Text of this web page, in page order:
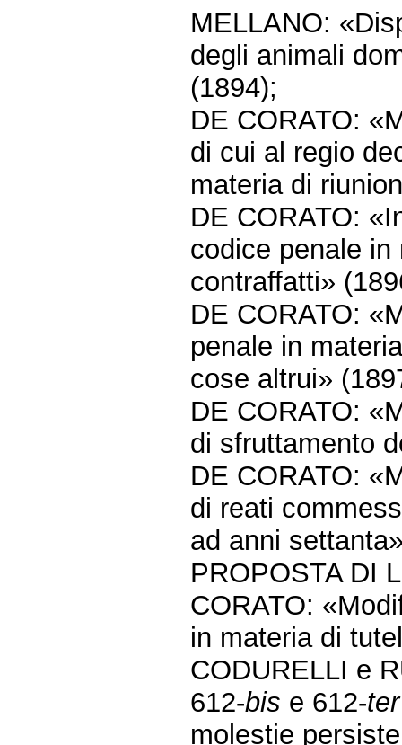
MELLANO:
degli animali
(1894);
DE CORATO:
di cui al regio
materia di
DE CORATO:
codice penale
contraffatti»
DE CORATO:
penale in
cose altrui»
DE CORATO:
di sfruttamento
DE CORATO:
di reati
ad anni
PROPOSTA DI
CORATO:
in materia di
CODURELLI e
612-bis e 612-ter
molestie